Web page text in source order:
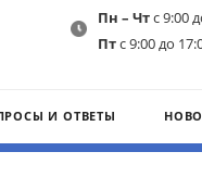
Пн – Чтс 9:00
Птс 9:00 до
И ОТВЕТЫ